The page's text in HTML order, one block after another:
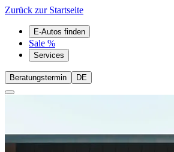
Zurück zur Startseite
E-Autos finden
Sale %
Services
Beratungstermin DE